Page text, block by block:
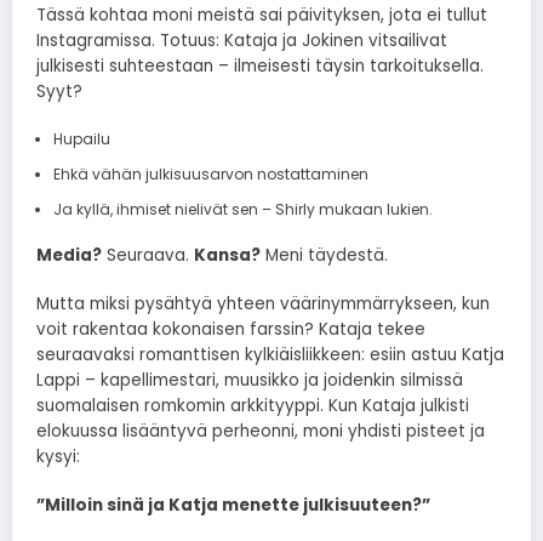
Tässä kohtaa moni meistä sai päivityksen, jota ei tullut
Instagramissa. Totuus: Kataja ja Jokinen vitsailivat
julkisesti suhteestaan – ilmeisesti täysin tarkoituksella.
Syyt?
Hupailu
Ehkä vähän julkisuusarvon nostattaminen
Ja kyllä, ihmiset nielivät sen – Shirly mukaan lukien.
Media? Seuraava. Kansa? Meni täydestä.
Mutta miksi pysähtyä yhteen väärinymmärrykseen, kun
voit rakentaa kokonaisen farssin? Kataja tekee
seuraavaksi romanttisen kylkiäisliikkeen: esiin astuu Katja
Lappi – kapellimestari, muusikko ja joidenkin silmissä
suomalaisen romkomin arkkityyppi. Kun Kataja julkisti
elokuussa lisääntyvä perheonni, moni yhdisti pisteet ja
kysyi:
”Milloin sinä ja Katja menette julkisuuteen?”